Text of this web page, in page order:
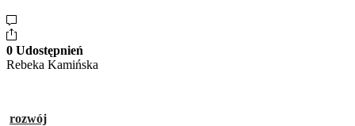
0 Udostępnień
Rebeka Kamińska
rozwój